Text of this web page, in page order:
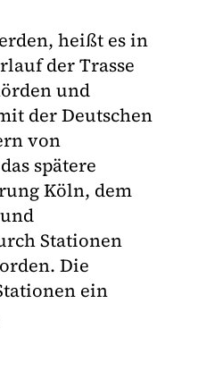
heißt es in
der Trasse
und
der Deutschen
von
spätere
Köln, dem
Stationen
Die
ein